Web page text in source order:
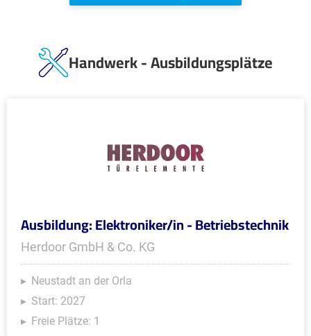
Handwerk - Ausbildungsplätze
Ausbildung: Elektroniker/in - Betriebstechnik
Herdoor GmbH & Co. KG
Neustadt an der Orla
Start: 2027
Freie Plätze: 1